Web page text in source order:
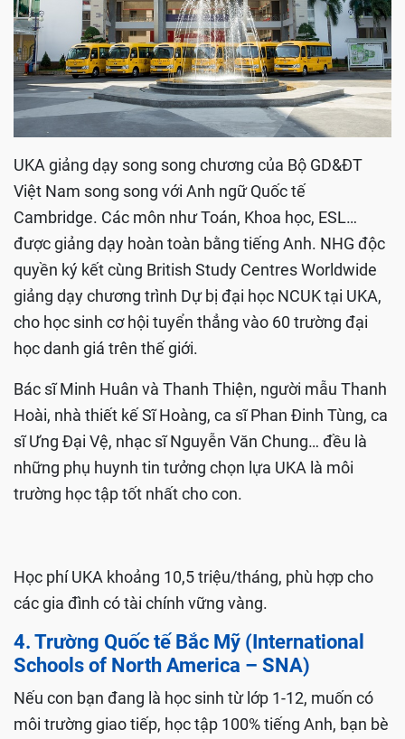
UKA giảng dạy song song chương của Bộ GD&ĐT
Việt Nam song song với Anh ngữ Quốc tế
Cambridge. Các môn như Toán, Khoa học, ESL…
được giảng dạy hoàn toàn bằng tiếng Anh. NHG độc
quyền ký kết cùng British Study Centres Worldwide
giảng dạy chương trình Dự bị đại học NCUK tại UKA,
cho học sinh cơ hội tuyển thẳng vào 60 trường đại
học danh giá trên thế giới.
Bác sĩ Minh Huân và Thanh Thiện, người mẫu Thanh
Hoài, nhà thiết kế Sĩ Hoàng, ca sĩ Phan Đinh Tùng, ca
sĩ Ưng Đại Vệ, nhạc sĩ Nguyễn Văn Chung… đều là
những phụ huynh tin tưởng chọn lựa UKA là môi
trường học tập tốt nhất cho con.
Học phí UKA khoảng 10,5 triệu/tháng, phù hợp cho
các gia đình có tài chính vững vàng.
4. Trường Quốc tế Bắc Mỹ (International
Schools of North America – SNA)
Nếu con bạn đang là học sinh từ lớp 1-12, muốn có
môi trường giao tiếp, học tập 100% tiếng Anh, bạn bè